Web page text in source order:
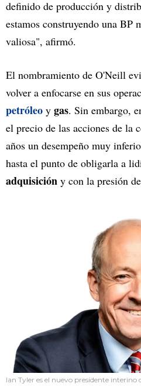
definido de producción y
estamos construyendo una BP
valiosa", afirmó.
El nombramiento de O'Neill
volver a enfocarse en sus
petróleo y gas. Sin embargo,
el precio de las acciones de la
años un desempeño muy
hasta el punto de obligarla a
adquisición y con la presión
Ian Tyler es el nuevo presidente interino